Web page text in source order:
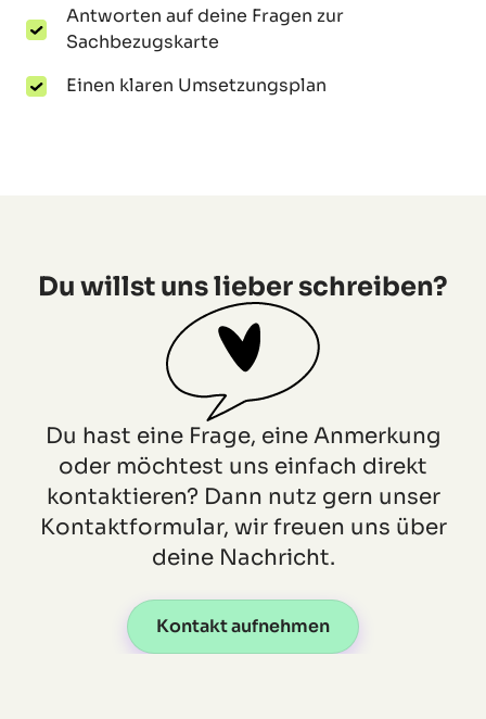
Antworten auf deine Fragen zur
Sachbezugskarte
Einen klaren Umsetzungsplan
Du willst uns lieber schreiben?
Du hast eine Frage, eine Anmerkung
oder möchtest uns einfach direkt
kontaktieren? Dann nutz gern unser
Kontaktformular, wir freuen uns über
deine Nachricht.
Kontakt aufnehmen